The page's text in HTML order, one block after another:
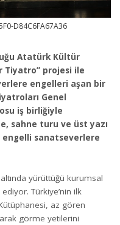
D84C6FA67A36
Atatürk Kültür
Tiyatro” projesi ile
engelleri aşan bir
Genel
iş birliğiyle
sahne turu ve üst yazı
sanatseverlere
altında yürüttüğü kurumsal
Türkiye’nin ilk
az gören
görme yetilerini